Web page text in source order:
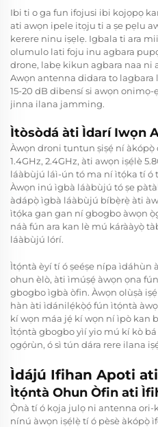
Ibi ti o ga fun ifojusi ibi kojọpọ
ati awọn ipele itọju ti a ṣe pẹlu
kerere ninu iṣẹlẹ. Igbala ti ara
olumulo lati foju inu agbara
drone, labẹ kikun agbara naa
Awọn antenna didara to
15-20 dB dibensí si awọn
jinna ilana jamming.
Ìtòsòdá àti Ìdarí Iwọn
Àwọn droni tuntun ṣiṣẹ́ ní
1.4GHz, 2.4GHz, àti awọn iṣẹ́lè
láàbùjú láì-ún tó ma ní ìtọ́ka tí ó
Àwọn inú ìgbà láàbùjú tó ṣe
àdápọ̀ ìgbà láàbùjú bíbẹ̀rẹ̀ àti
ìtọ́ka gan gan ní gbogbo àwọn
náà fún ara kan lè mú kárààyọ̀
láàbùjú lórí.
Ìtọ́ntà èyí tí ó ṣeéṣe nípa ìdáhùn
ohun èlò, àti ìmúṣẹ́ àwọn ọna
gbogbo ìgbà òfin. Àwọn olùṣà
hàn àti ìdánilẹ́kọ̀ọ́ fún ìtọ́ntà
kí wọn máa jẹ́ kí wọn ní ìpò kan
Ìtọ́ntà gbogbo yìí yio mú kí kò
ọgọ́rùn, ó sì tún dára rere ilana
Ìdájú Ifihan Apoti
Ìtọ́ntà Ohun Òfin ati
Ọ̀nà tí ó kọja julọ ni antenna ori-
nínú àwọn iṣẹ́lẹ̀ tí ó pèsè àkópọ̀